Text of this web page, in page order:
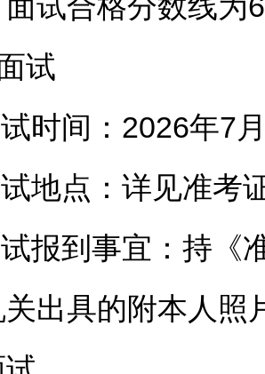
试
间：2026年7月
点：详见准考
到事宜：持《准
出具的附本人照